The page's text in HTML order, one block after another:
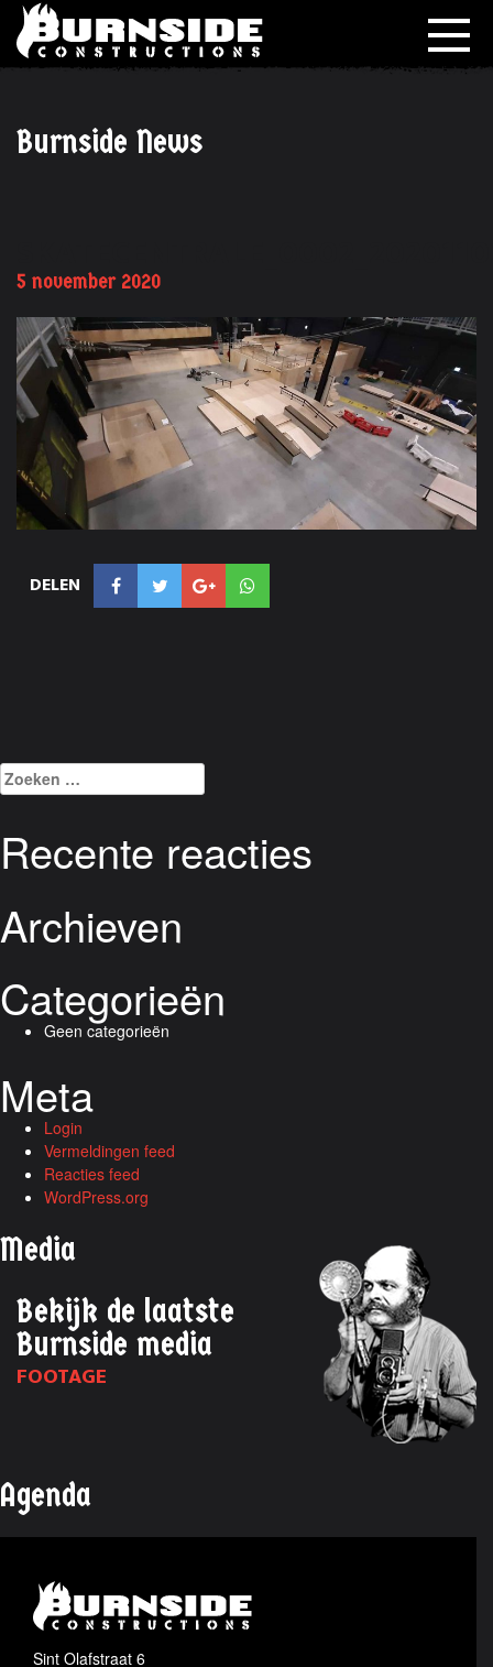
Burnside News
5 november 2020
DELEN
Zoeken
naar:
Recente reacties
Archieven
Categorieën
Geen categorieën
Meta
Login
Vermeldingen feed
Reacties feed
WordPress.org
Media
Bekijk de laatste
Burnside media
FOOTAGE
Agenda
Sint Olafstraat 6